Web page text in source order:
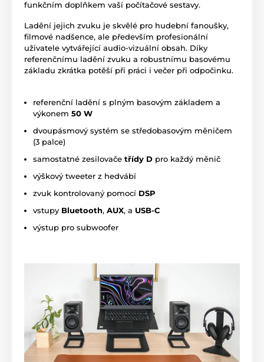
funkčním doplňkem vaší počítačové sestavy.
Ladění jejich zvuku je skvělé pro hudební fanoušky,
filmové nadšence, ale především profesionální
uživatele vytvářející audio-vizuální obsah. Díky
referenčnímu ladění zvuku a robustnímu basovému
základu zkrátka potěší při práci i večer při odpočinku.
referenční ladění s plným basovým základem a
výkonem 50 W
dvoupásmový systém se středobasovým měničem
(3 palce)
samostatné zesilovače třídy D pro každý měnič
výškový tweeter z hedvábí
zvuk kontrolovaný pomocí DSP
vstupy Bluetooth, AUX, a USB-C
výstup pro subwoofer